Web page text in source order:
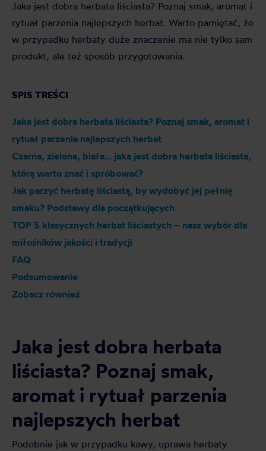
Jaka jest dobra herbata liściasta? Poznaj smak, aromat i
rytuał parzenia najlepszych herbat. Warto pamiętać, że
w przypadku herbaty duże znaczenie ma nie tylko sam
produkt, ale też sposób przygotowania.
SPIS TREŚCI
Jaka jest dobra herbata liściasta? Poznaj smak, aromat i
rytuał parzenia najlepszych herbat
Czarna, zielona, biała… jaka jest dobra herbata liściasta,
którą warto znać i spróbować?
Jak parzyć herbatę liściastą, by wydobyć jej pełnię
smaku? Podstawy dla początkujących
TOP 5 klasycznych herbat liściastych – nasz wybór dla
miłośników jakości i tradycji
FAQ
Podsumowanie
Zobacz również
Jaka jest dobra herbata
liściasta? Poznaj smak,
aromat i rytuał parzenia
najlepszych herbat
Podobnie jak w przypadku kawy, uprawa herbaty